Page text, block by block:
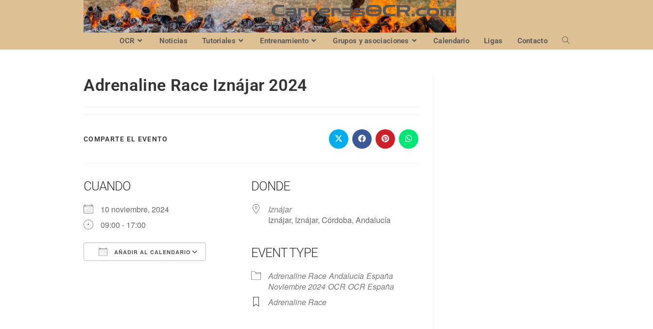
OCR Noticias Tutoriales Entrenamiento Grupos y asociaciones Calendario Ligas Contacto
Adrenaline Race Iznájar 2024
COMPARTE EL EVENTO
CUANDO
10 noviembre, 2024
09:00 - 17:00
AÑADIR AL CALENDARIO
Google Calendar
DONDE
Iznájar
Iznájar, Iznájar, Córdoba, Andalucía
EVENT TYPE
Adrenaline Race Andalucía España
Noviembre 2024 OCR OCR España
Adrenaline Race